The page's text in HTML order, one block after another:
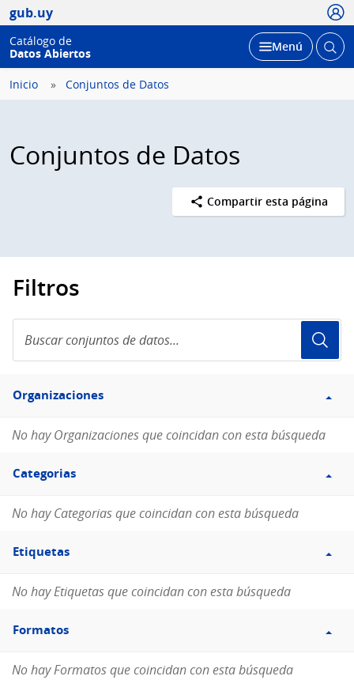
gub.uy
Catálogo de
Datos Abiertos
Desplegar
Menú Abrir
Inicio Conjuntos de Datos
Conjuntos de Datos
Compartir esta página
Filtros
conjuntos
de
Filtro
Organizaciones
Organizaciones
No hay Organizaciones que coincidan con esta búsqueda
Filtro
Categorias
Categorias
No hay Categorias que coincidan con esta búsqueda
Filtro
Etiquetas
Etiquetas
No hay Etiquetas que coincidan con esta búsqueda
Filtro
Formatos
Formatos
No hay Formatos que coincidan con esta búsqueda